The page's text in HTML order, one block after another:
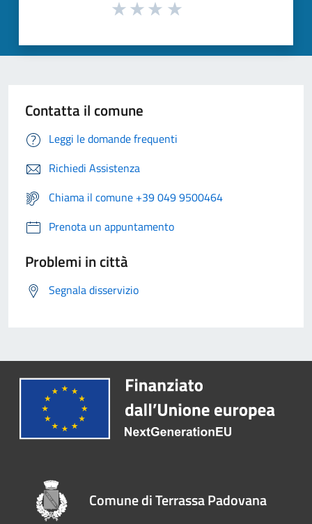
Contatta il comune
Leggi le domande frequenti
Richiedi Assistenza
Chiama il comune +39 049 9500464
Prenota un appuntamento
Problemi in città
Segnala disservizio
Comune di Terrassa Padovana